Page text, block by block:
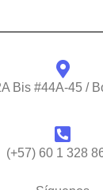
Bis #44A-45 /
(+57) 60 1 328